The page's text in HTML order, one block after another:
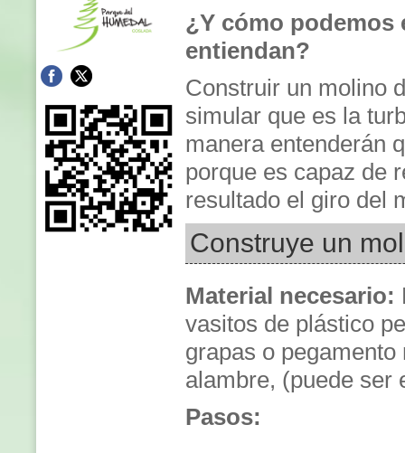
¿Y cómo podemos
entiendan?
Construir un molino
simular que es la
manera entenderán
porque es capaz de
resultado el giro del
Construye un
Material necesario:
vasitos de plástico
grapas o
alambre, (puede ser
Pasos: